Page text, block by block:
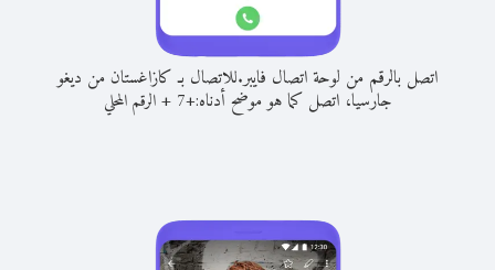
اتصل بالرقم من لوحة اتصال فايبر.للاتصال بـ كازاغستان من ديغو
جارسيا، اتصل كما هو موضح أدناه:+
7
+الرقم المحلي